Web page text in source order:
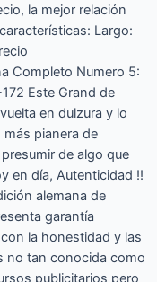
la mejor relación
Largo:
Completo Numero 5:
Este Grand de
en dulzura y lo
más pianera de
de algo que
en día, Autenticidad !!
alemana de
garantía
la honestidad y las
no tan conocida como
publicitarios pero